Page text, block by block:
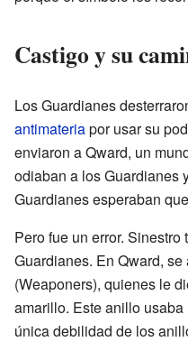
Castigo y su
Los Guardianes
antimateriapor usar su
enviaron a Qward, un
odiaban a los Guardianes
Guardianes esperaban
Pero fue un error.
Guardianes. En Qward,
(Weaponers), quienes le
amarillo. Este anillo
única debilidad de los